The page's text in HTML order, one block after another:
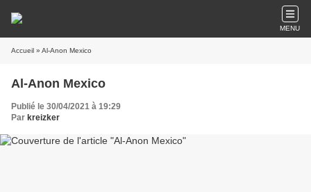
MENU
Accueil » Al-Anon Mexico
Al-Anon Mexico
Publié le 30/04/2021 à 19:29
Par kreizker